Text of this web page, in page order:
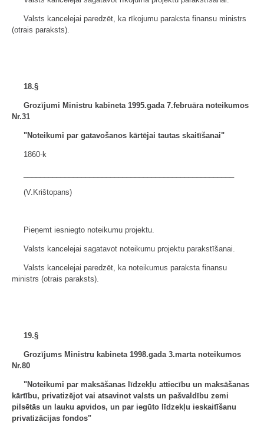
Valsts kancelejai paredzēt, ka rīkojumu paraksta finansu ministrs
(otrais paraksts).
18.§
Grozījumi Ministru kabineta 1995.gada 7.februāra noteikumos
Nr.31
"Noteikumi par gatavošanos kārtējai tautas skaitīšanai"
1860-k
(V.Krištopans)
Pieņemt iesniegto noteikumu projektu.
Valsts kancelejai sagatavot noteikumu projektu parakstīšanai.
Valsts kancelejai paredzēt, ka noteikumus paraksta finansu
ministrs (otrais paraksts).
19.§
Grozījums Ministru kabineta 1998.gada 3.marta noteikumos
Nr.80
"Noteikumi par maksāšanas līdzekļu attiecību un maksāšanas
kārtību, privatizējot vai atsavinot valsts un pašvaldību zemi
pilsētās un lauku apvidos, un par iegūto līdzekļu ieskaitīšanu
privatizācijas fondos"